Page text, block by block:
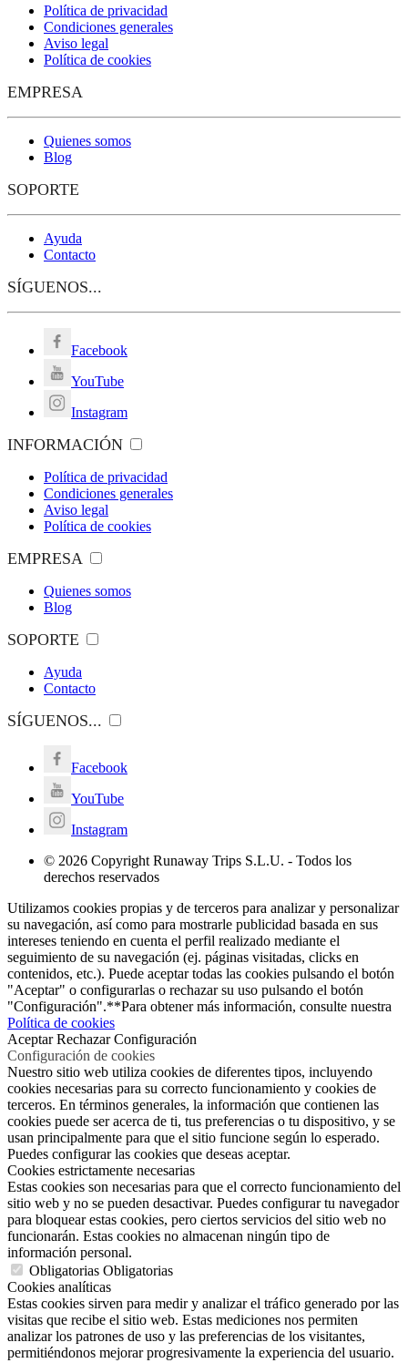
Política de privacidad
Condiciones generales
Aviso legal
Política de cookies
EMPRESA
Quienes somos
Blog
SOPORTE
Ayuda
Contacto
SÍGUENOS...
Facebook
YouTube
Instagram
INFORMACIÓN
Política de privacidad
Condiciones generales
Aviso legal
Política de cookies
EMPRESA
Quienes somos
Blog
SOPORTE
Ayuda
Contacto
SÍGUENOS...
Facebook
YouTube
Instagram
© 2026 Copyright Runaway Trips S.L.U. - Todos los
derechos reservados
Utilizamos cookies propias y de terceros para analizar y personalizar
su navegación, así como para mostrarle publicidad basada en sus
intereses teniendo en cuenta el perfil realizado mediante el
seguimiento de su navegación (ej. páginas visitadas, clicks en
contenidos, etc.). Puede aceptar todas las cookies pulsando el botón
"Aceptar" o configurarlas o rechazar su uso pulsando el botón
"Configuración".**Para obtener más información, consulte nuestra
Política de cookies
Aceptar RechazarConfiguración
Configuración de cookies
Nuestro sitio web utiliza cookies de diferentes tipos, incluyendo
cookies necesarias para su correcto funcionamiento y cookies de
terceros. En términos generales, la información que contienen las
cookies puede ser acerca de ti, tus preferencias o tu dispositivo, y se
usan principalmente para que el sitio funcione según lo esperado.
Puedes configurar las cookies que deseas aceptar.
Cookies estrictamente necesarias
Estas cookies son necesarias para que el correcto funcionamiento del
sitio web y no se pueden desactivar. Puedes configurar tu navegador
para bloquear estas cookies, pero ciertos servicios del sitio web no
funcionarán. Estas cookies no almacenan ningún tipo de
información personal.
Obligatorias Obligatorias
Cookies analíticas
Estas cookies sirven para medir y analizar el tráfico generado por las
visitas que recibe el sitio web. Estas mediciones nos permiten
analizar los patrones de uso y las preferencias de los visitantes,
permitiéndonos mejorar progresivamente la experiencia del usuario.